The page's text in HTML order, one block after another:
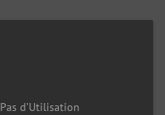
d’Utilisation